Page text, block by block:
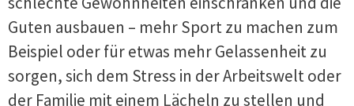
Guten ausbauen – mehr Sport zu machen zum
Beispiel oder für etwas mehr Gelassenheit zu
sorgen, sich dem Stress in der Arbeitswelt oder
der Familie mit einem Lächeln zu stellen und